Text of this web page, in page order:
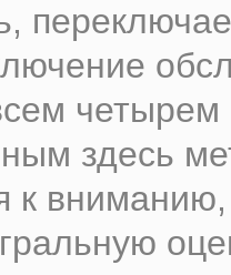
четырем
здесь
к